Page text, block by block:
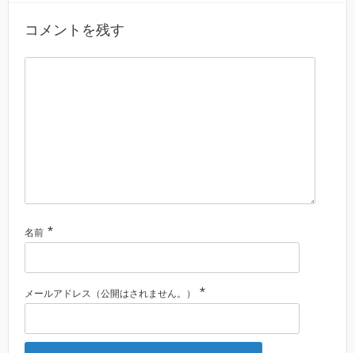
コメントを残す
名前 *
メールアドレス（公開はされません。） *